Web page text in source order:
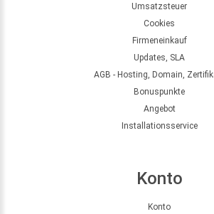
Umsatzsteuer
Cookies
Firmeneinkauf
Updates, SLA
AGB - Hosting, Domain,
Bonuspunkte
Angebot
Installationsservice
Konto
Konto